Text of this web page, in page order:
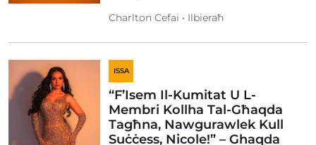
Charlton Cefai • Ilbieraħ
ISSA
“F’Isem Il-Kumitat U L-
Membri Kollha Tal-Għaqda
Tagħna, Nawgurawlek Kull
Suċċess, Nicole!” – Ghaqda